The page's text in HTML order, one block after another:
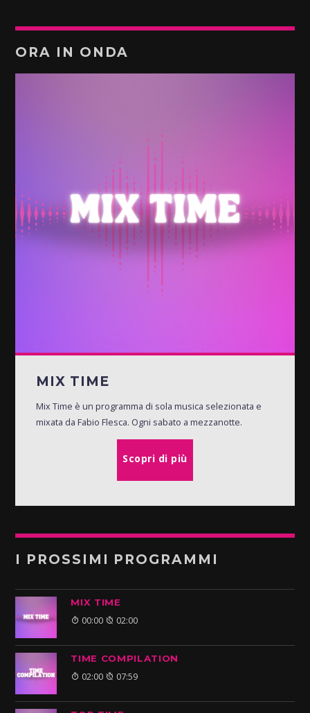
ORA IN ONDA
MIX TIME
Mix Time è un programma di sola musica selezionata e
mixata da Fabio Flesca. Ogni sabato a mezzanotte.
Scopri di più
I PROSSIMI PROGRAMMI
MIX TIME
00:00 02:00
TIME COMPILATION
02:00 07:59